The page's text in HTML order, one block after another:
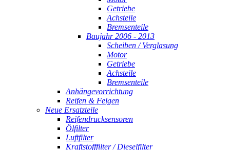
Getriebe
Achsteile
Bremsenteile
Baujahr 2006 - 2013
Scheiben / Verglasung
Motor
Getriebe
Achsteile
Bremsenteile
Anhängevorrichtung
Reifen & Felgen
Neue Ersatzteile
Reifendrucksensoren
Ölfilter
Luftfilter
Kraftstofffilter / Dieselfilter